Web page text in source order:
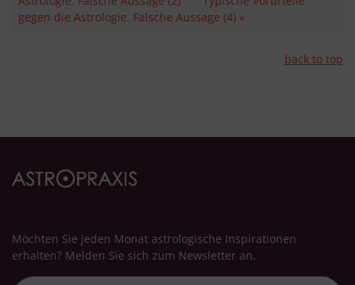
gegen die Astrologie. Falsche Aussage (4) »
back to top
Möchten Sie jeden Monat astrologische Inspirationen
erhalten? Melden Sie sich zum Newsletter an.